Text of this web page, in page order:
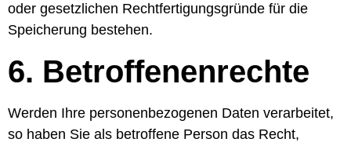
oder gesetzlichen Rechtfertigungsgründe für die
Speicherung bestehen.
6. Betroffenenrechte
Werden Ihre personenbezogenen Daten verarbeitet,
so haben Sie als betroffene Person das Recht,